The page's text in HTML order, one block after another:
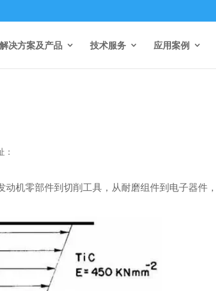
解决方案及产品 技术服务 应用案例
机零部件到切削工具，从耐磨组件到电子器件